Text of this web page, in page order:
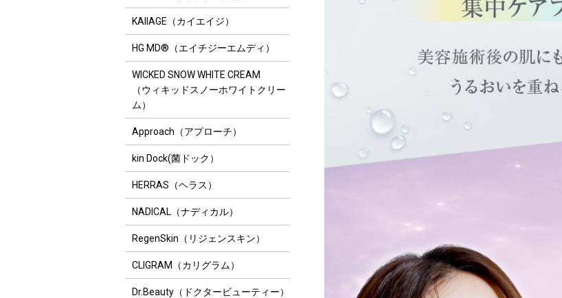
KAIIAGE（カイエイジ）
HG MD®（エイチジーエムディ）
WICKED SNOW WHITE CREAM
（ウィキッドスノーホワイトクリー
ム）
Approach（アプローチ）
kin Dock(菌ドック）
HERRAS（ヘラス）
NADICAL（ナディカル）
RegenSkin（リジェンスキン）
CLIGRAM（カリグラム）
Dr.Beauty（ドクタービューティー）